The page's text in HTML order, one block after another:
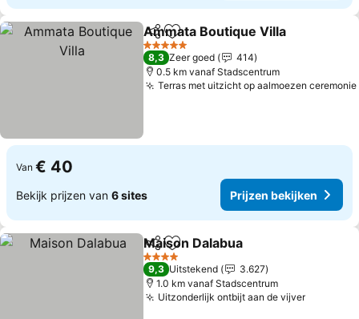
DelenToevoegen aan favorieten
Ammata Boutique Villa
5 Sterren
8,3 Zeer goed
414
0.5 km vanaf Stadscentrum
Terras met uitzicht op aalmoezen ceremonie
Van € 40
Bekijk prijzen van 6 sites Prijzen bekijken
DelenToevoegen aan favorieten
Maison Dalabua
4 Sterren
9,3 Uitstekend
3.627
1.0 km vanaf Stadscentrum
Uitzonderlijk ontbijt aan de vijver